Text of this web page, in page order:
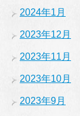
2024年1月
2023年12月
2023年11月
2023年10月
2023年9月